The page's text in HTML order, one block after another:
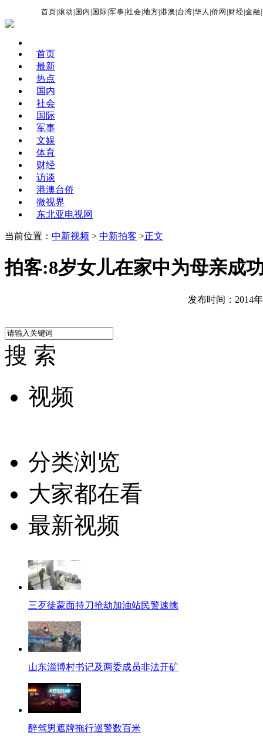
首页 |滚动 国内 国际 |军事 |社会 |地方 |港澳 台湾 |华人 |侨网 财经 |金融 |
首页
最新
热点
国内
社会
国际
军事
文娱
体育
财经
访谈
港澳台侨
微视界
东北亚电视网
当前位置： 中新视频 > 中新拍客 >正文
拍客:8岁女儿在家中为母亲成
发布时间：2014
搜 索
视频
分类浏览
大家都在看
最新视频
三歹徒蒙面持刀抢劫加油站民警速擒
山东淄博村书记及两委成员非法开矿
醉驾男遮牌拖行巡警数百米